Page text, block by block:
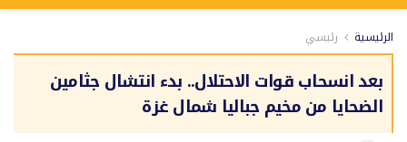
الرئيسية رئيسي
بعد انسحاب قوات الاحتلال.. بدء انتشال جثامين
الضحايا من مخيم جباليا شمال غزة